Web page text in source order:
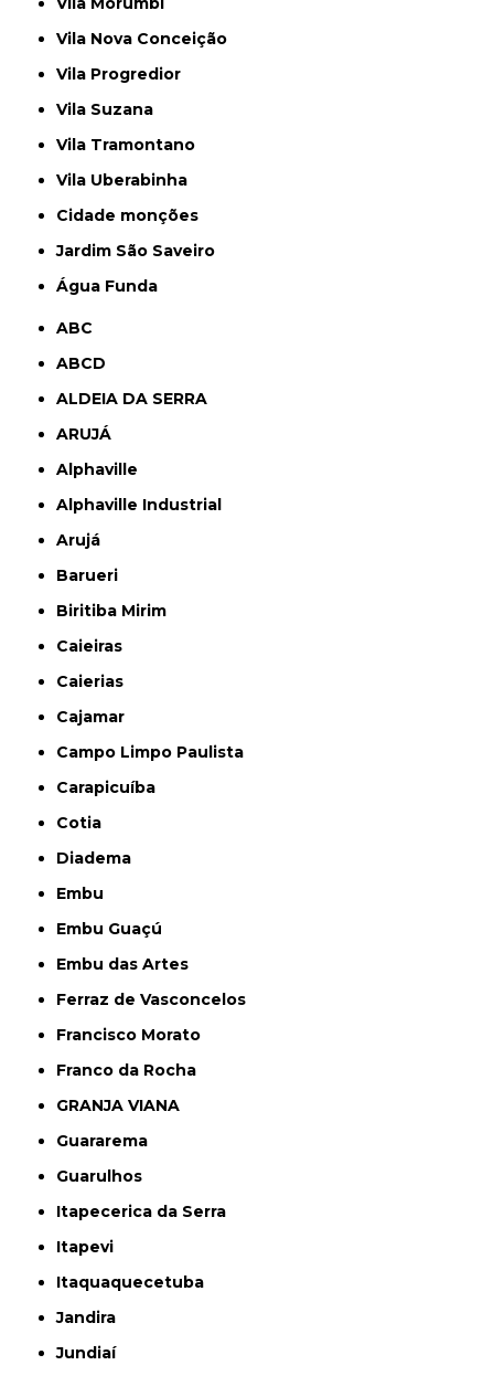
Vila Nova Conceição
Vila Progredior
Vila Suzana
Vila Tramontano
Vila Uberabinha
cidade monções
jardim São Saveiro
Água Funda
ABC
ABCD
ALDEIA DA SERRA
ARUJÁ
Alphaville
Alphaville Industrial
Arujá
Barueri
Biritiba Mirim
Caieiras
Caierias
Cajamar
Campo Limpo Paulista
Carapicuíba
Cotia
Diadema
Embu
Embu Guaçú
Embu das Artes
Ferraz de Vasconcelos
Francisco Morato
Franco da Rocha
GRANJA VIANA
Guararema
Guarulhos
Itapecerica da Serra
Itapevi
Itaquaquecetuba
Jandira
Jundiaí